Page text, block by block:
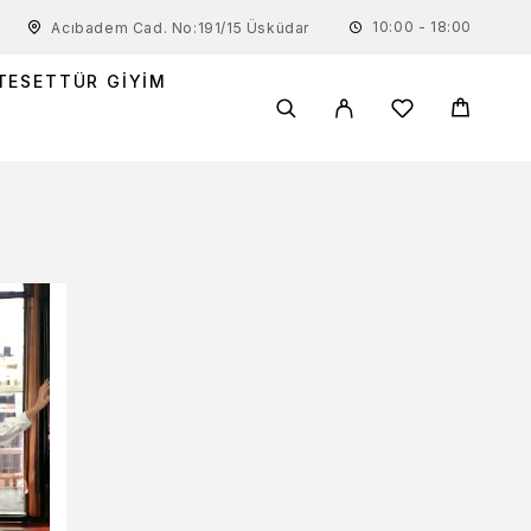
Acıbadem Cad. No:191/15 Üsküdar 10:00 - 18:00
GIYIM